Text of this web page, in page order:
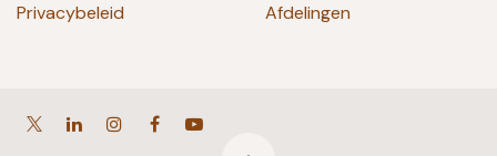
Privacybeleid
Afdelingen